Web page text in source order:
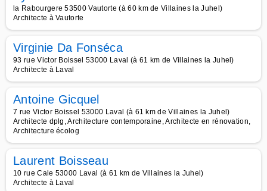
la Rabourgere 53500 Vautorte (à 60 km de Villaines la Juhel)
Architecte à Vautorte
Virginie Da Fonséca
93 rue Victor Boissel 53000 Laval (à 61 km de Villaines la Juhel)
Architecte à Laval
Antoine Gicquel
7 rue Victor Boissel 53000 Laval (à 61 km de Villaines la Juhel)
Architecte dplg, Architecture contemporaine, Architecte en rénovation,
Architecture écolog
Laurent Boisseau
10 rue Cale 53000 Laval (à 61 km de Villaines la Juhel)
Architecte à Laval